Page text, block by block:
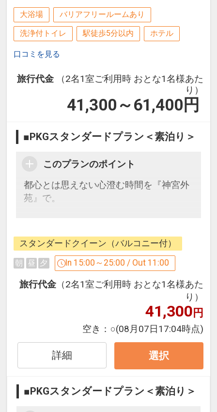
大浴場 バリアフリールームあり
洗浄付トイレ 駅徒歩5分以内 ホテル
口コミを見る
旅行代金
（2名1室ご利用時 おとな1名様あた
り）
41,300～61,400 円
■PKGスタンダードプラン＜素泊り＞
このプランのポイント
都心とは思えない心澄む時間を『神宮外
苑』で。
間。
洗練されたサービスと別荘で過ごすよう
な、ぬくもりのひととき。
大自然を感じながらあなただけのスロー
今だけの瞬間を求めて日常を忘れる旅を
存分にお愉しみください。
非日常の休息時間をこころゆくまでご堪
能してみては。
スタンダードクイーン（バルコニー付）
朝 昼 夕 In 15:00～25:00 / Out 11:00
旅行代金 （2名1室ご利用時 おとな1名様あた
り）
41,300円
空き： ○(08月07日17:04時点)
詳細 選択
■PKGスタンダードプラン＜素泊り＞